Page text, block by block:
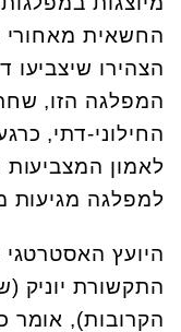
החשאית מאחורי
הצהירו
המפלגה הזו,
החילוני-דתי,
לאמון המצביעות
למפלגה מגיעות
היועץ האסטרטגי
התקשורת יוניק
הקרובות), אומר